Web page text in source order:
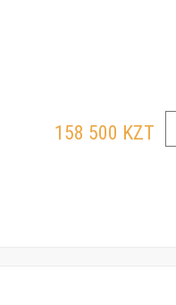
158 500 KZT